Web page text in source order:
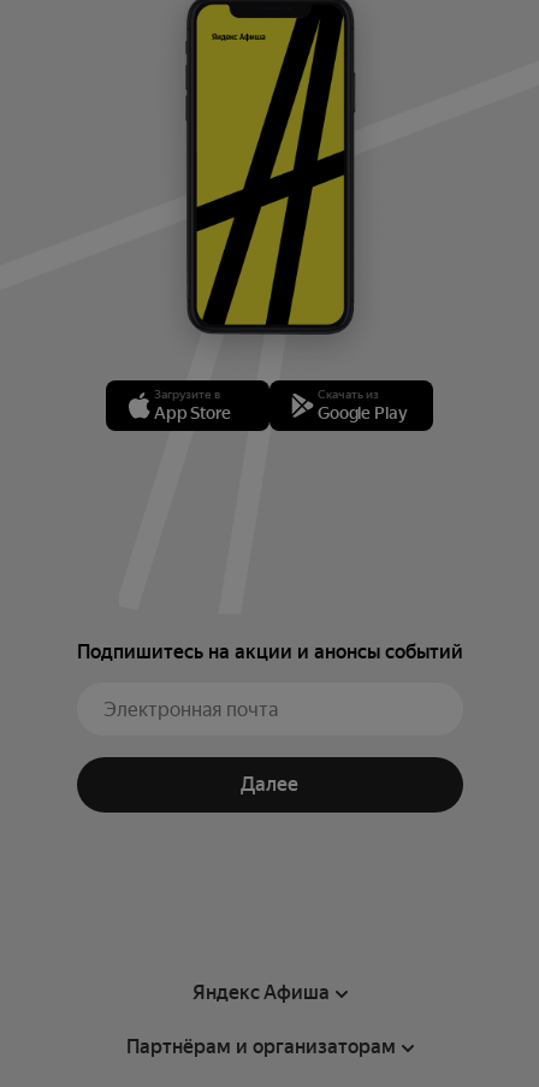
Загрузите в
App Store
Скачать из
Google Play
Подпишитесь на акции и анонсы событий
Далее
Яндекс Афиша
Справка
Партнёрам и организаторам